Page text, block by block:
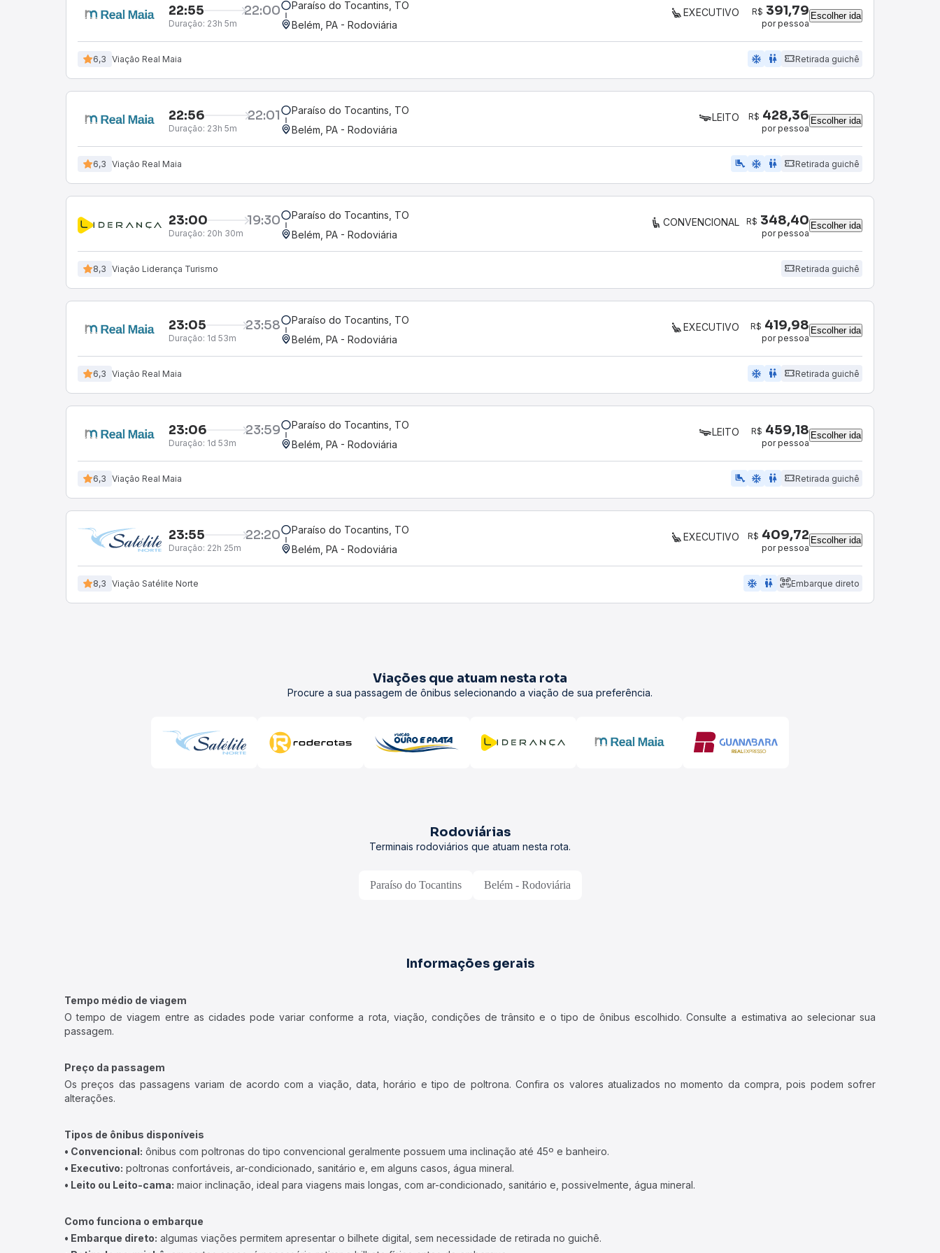
22:55 22:00
Duração: 23h 5m
Paraíso do Tocantins, TO
Belém, PA - Rodoviária
EXECUTIVO R$ 391,79
por pessoa
Escolher ida
6,3 Viação Real Maia ac_unit wc Retirada guichê
22:56 22:01
Duração: 23h 5m
Paraíso do Tocantins, TO
Belém, PA - Rodoviária
LEITO R$ 428,36
por pessoa
Escolher ida
6,3 Viação Real Maia airline_seat_legroom_extra ac_unit wc Retirada guichê
23:00 19:30
Duração: 20h 30m
Paraíso do Tocantins, TO
Belém, PA - Rodoviária
CONVENCIONAL R$ 348,40
por pessoa
Escolher ida
8,3 Viação Liderança Turismo Retirada guichê
23:05 23:58
Duração: 1d 53m
Paraíso do Tocantins, TO
Belém, PA - Rodoviária
EXECUTIVO R$ 419,98
por pessoa
Escolher ida
6,3 Viação Real Maia ac_unit wc Retirada guichê
23:06 23:59
Duração: 1d 53m
Paraíso do Tocantins, TO
Belém, PA - Rodoviária
LEITO R$ 459,18
por pessoa
Escolher ida
6,3 Viação Real Maia airline_seat_legroom_extra ac_unit wc Retirada guichê
23:55 22:20
Duração: 22h 25m
Paraíso do Tocantins, TO
Belém, PA - Rodoviária
EXECUTIVO R$ 409,72
por pessoa
Escolher ida
8,3 Viação Satélite Norte ac_unit wc Embarque direto
Viações que atuam nesta rota
Procure a sua passagem de ônibus selecionando a viação de sua preferência.
Rodoviárias
Terminais rodoviários que atuam nesta rota.
Paraíso do Tocantins Belém - Rodoviária
Informações gerais
Tempo médio de viagem
O tempo de viagem entre as cidades pode variar conforme a rota, viação, condições de trânsito e o tipo de ônibus escolhido. Consulte a estimativa ao selecionar sua
passagem.
Preço da passagem
Os preços das passagens variam de acordo com a viação, data, horário e tipo de poltrona. Confira os valores atualizados no momento da compra, pois podem sofrer
alterações.
Tipos de ônibus disponíveis
• Convencional: ônibus com poltronas do tipo convencional geralmente possuem uma inclinação até 45º e banheiro.
• Executivo: poltronas confortáveis, ar-condicionado, sanitário e, em alguns casos, água mineral.
• Leito ou Leito-cama: maior inclinação, ideal para viagens mais longas, com ar-condicionado, sanitário e, possivelmente, água mineral.
Como funciona o embarque
• Embarque direto: algumas viações permitem apresentar o bilhete digital, sem necessidade de retirada no guichê.